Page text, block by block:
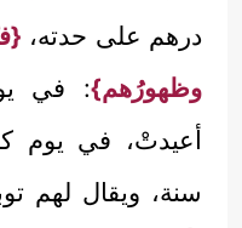
درهم على حدته،
وظهورُهم}: في
أعيدتْ، في يوم
سنة، ويقال لهم